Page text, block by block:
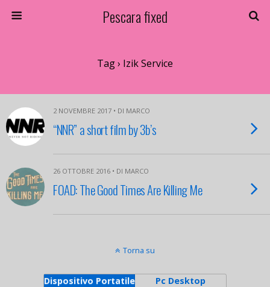
Pescara fixed
Tag › Izik Service
2 NOVEMBRE 2017 • DI MARCO
“NNR” a short film by 3b’s
26 OTTOBRE 2016 • DI MARCO
FOAD: The Good Times Are Killing Me
Torna su
Dispositivo Portatile Pc Desktop